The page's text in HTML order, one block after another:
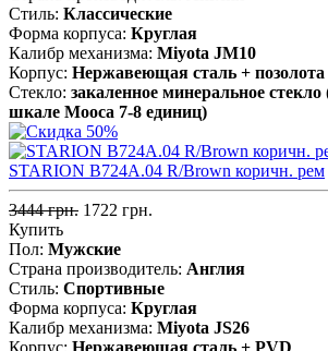
Стиль: Классические
Форма корпуса: Круглая
Калибр механизма: Miyota JM10
Корпус: Нержавеющая сталь +
Стекло: закаленное минеральное стекло
шкале Мооса 7-8 единиц)
STARION B724A.04 R/Brown коричн. рем
3444 грн. 1722 грн.
Купить
Пол: Мужские
Страна производитель: Англия
Стиль: Спортивные
Форма корпуса: Круглая
Калибр механизма: Miyota JS26